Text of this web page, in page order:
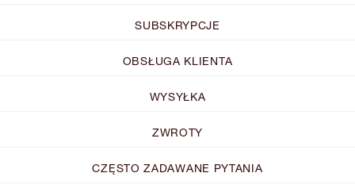
SUBSKRYPCJE
OBSŁUGA KLIENTA
WYSYŁKA
ZWROTY
CZĘSTO ZADAWANE PYTANIA